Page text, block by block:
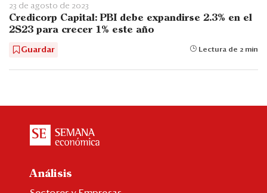
23 de agosto de 2023
Credicorp Capital: PBI debe expandirse 2.3% en el
2S23 para crecer 1% este año
Guardar Lectura de 2 min
Análisis